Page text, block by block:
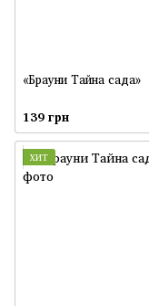
«Брауни Тайна сада»
139 грн
ХИТ